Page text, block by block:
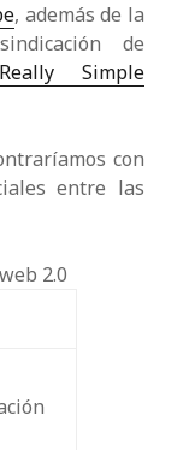
, además de la
de
Simple
con
entre las
2.0